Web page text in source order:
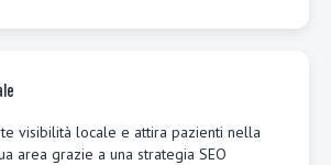
visibilità locale e attira pazienti nella
area grazie a una strategia SEO